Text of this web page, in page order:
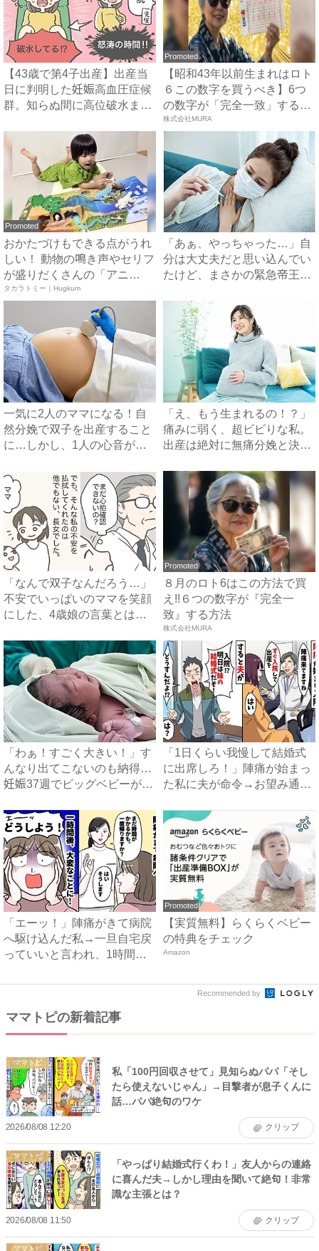
【43歳で第4子出産】出産当
日に判明した妊娠高血圧症候
群。知らぬ間に高位破水ま
Promoted
【昭和43年以前生まれはロト
６この数字を買うべき】6つ
の数字が「完全一致」する
方...
株式会社MURA
Promoted
おかたづけもできる点がうれ
しい！ 動物の鳴き声やセリフ
が盛りだくさんの「アニ
ア ...
タカラトミー｜Hugkum
「あぁ、やっちゃった…」自
分は大丈夫だと思い込んでい
たけど、まさかの緊急帝王切
一気に2人のママになる！自
然分娩で双子を出産すること
に…しかし、1人の心音が聞
「え、もう生まれるの！？」
痛みに弱く、超ビビりな私。
出産は絶対に無痛分娩と決め
「なんで双子なんだろう…」
不安でいっぱいのママを笑顔
にした、4歳娘の言葉とは？
Promoted
８月のロト6はこの方法で買
え!!６つの数字が『完全一
致』する方法
株式会社MURA
「わぁ！すごく大きい！」す
んなり出てこないのも納得…
妊娠37週でビッグベビーが
「1日くらい我慢して結婚式
に出席しろ！」陣痛が始まっ
た私に夫が命令→お望み通り
「エーッ！」陣痛がきて病院
へ駆け込んだ私→一旦自宅戻
っていいと言われ、1時間後
Promoted
【実質無料】らくらくベビー
の特典をチェック
Amazon
Recommended by
ママトピの新着記事
ママトピ
私「100円回収させて」見知らぬパパ「そし
たら使えないじゃん」→目撃者が息子くんに
話…パパ絶句のワケ
2026/08/08 12:20 クリップ
ママトピ
「やっぱり結婚式行くわ！」友人からの連絡
に喜んだ夫→しかし理由を聞いて絶句！非常
識な主張とは？
2026/08/08 11:50 クリップ
ママトピ